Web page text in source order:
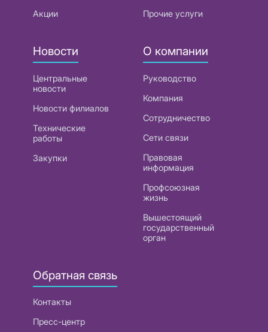
Акции
Прочие услуги
Новости
Центральные
новости
Новости филиалов
Технические
работы
Закупки
О компании
Руководство
Компания
Сотрудничество
Сети связи
Правовая
информация
Профсоюзная
жизнь
Вышестоящий
государственный
орган
Обратная связь
Контакты
Пресс-центр